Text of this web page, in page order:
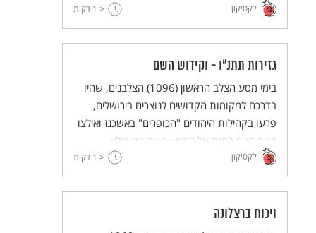
בתחום הלשון, מאחר שהקראים הסתמכו על לשון
המקרא באופן בלעדי.
לקסיקון < 1 דקות
גזירות תתנ"ו - וקידוש השם
בימי מסע הצלב הראשון (1096) הצלבנים, שהיו
בדרכם למקומות הקדושים לנוצרים בירושלים,
פרעו בקהילות היהודים "הכופרים" באשכנז ואילצו
רבים מהם למות על קידוש השם כדי שלא
להתנצר.
לקסיקון < 1 דקות
ויכוח ברצלונה